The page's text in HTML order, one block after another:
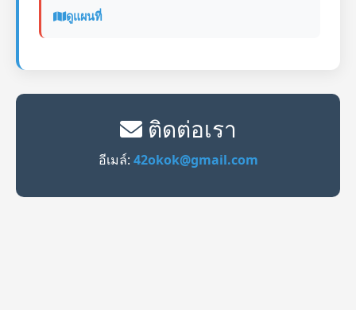
ดูแผนที่
ติดต่อเรา
อีเมล์: 42okok@gmail.com